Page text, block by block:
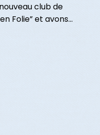
club de
Folie” et avons...